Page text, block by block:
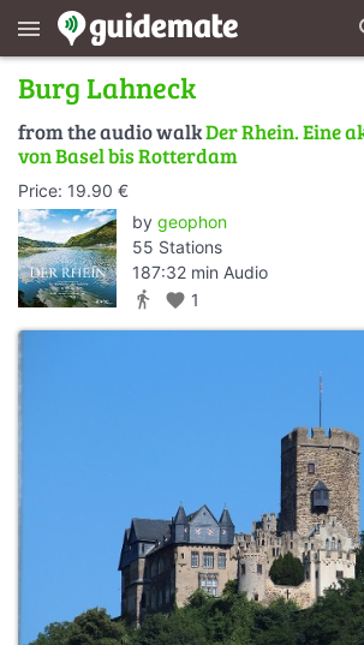
menu
Burg Lahneck
from the audio walkDer Rhein. Eine
von Basel bis Rotterdam
Price: 19.90 €
by geophon
55 Stations
187:32 min Audio
directions_walk favorite 1